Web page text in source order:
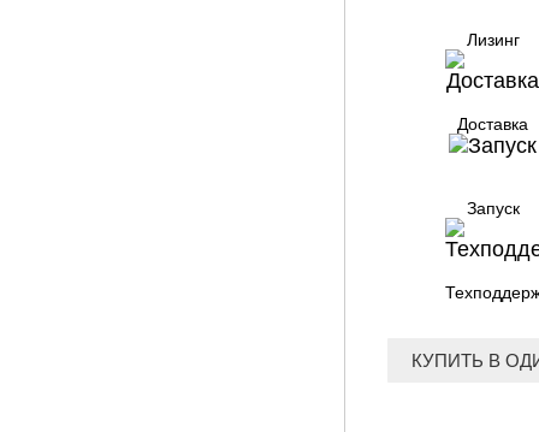
Лизинг
Доставка
Запуск
КУПИТЬ В